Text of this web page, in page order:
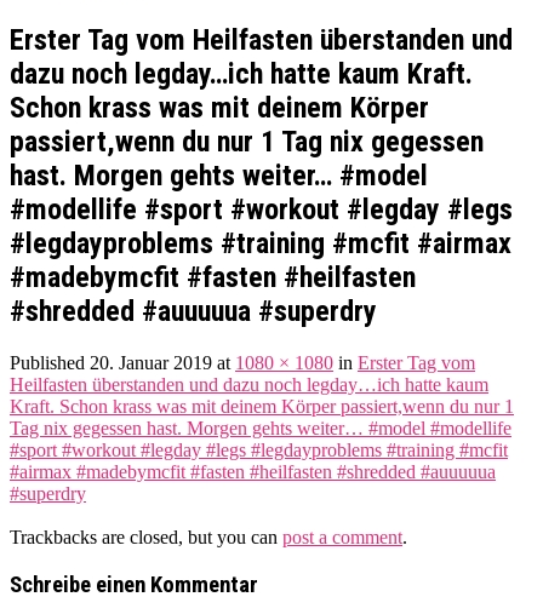
Erster Tag vom Heilfasten überstanden und
dazu noch legday…ich hatte kaum Kraft.
Schon krass was mit deinem Körper
passiert,wenn du nur 1 Tag nix gegessen
hast. Morgen gehts weiter… #model
#modellife #sport #workout #legday #legs
#legdayproblems #training #mcfit #airmax
#madebymcfit #fasten #heilfasten
#shredded #auuuuua #superdry
Published 20. Januar 2019 at 1080 × 1080 in Erster Tag vom
Heilfasten überstanden und dazu noch legday…ich hatte kaum
Kraft. Schon krass was mit deinem Körper passiert,wenn du nur 1
Tag nix gegessen hast. Morgen gehts weiter… #model #modellife
#sport #workout #legday #legs #legdayproblems #training #mcfit
#airmax #madebymcfit #fasten #heilfasten #shredded #auuuuua
#superdry
Trackbacks are closed, but you can post a comment.
Schreibe einen Kommentar